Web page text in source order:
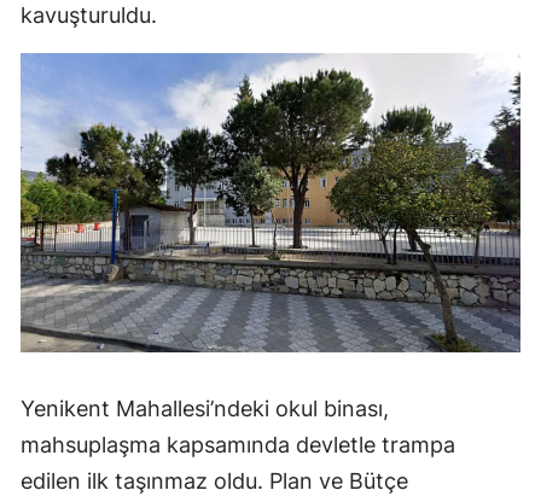
kavuşturuldu.
Yenikent Mahallesi’ndeki okul binası,
mahsuplaşma kapsamında devletle trampa
edilen ilk taşınmaz oldu. Plan ve Bütçe